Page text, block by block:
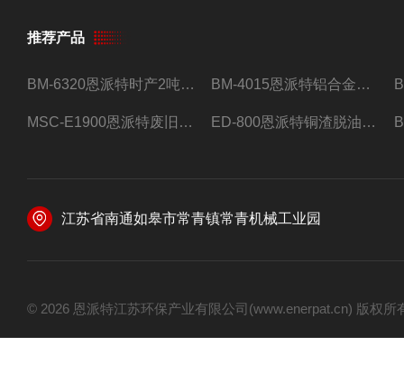
推荐产品
BM-6320恩派特时产2吨合金钢屑压饼机 BM-4015恩派特铝合金屑压饼机 脱油效果好
MSC-E1900恩派特废旧锂电池极片破碎处理设备 ED-800恩派特铜渣脱油机废铜屑铝屑甩油机
江苏省南通如皋市常青镇常青机械工业园
© 2026 恩派特江苏环保产业有限公司(www.enerpat.cn) 版权